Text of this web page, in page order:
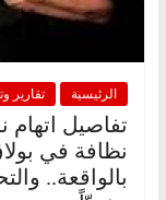
الرئيسية تقارير
تفاصيل اتهام
نظافة في
بالواقعة..